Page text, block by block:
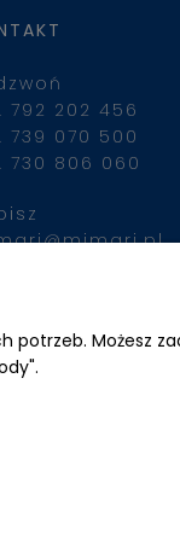
792 202 456
739 070 500
730 806 060
Możesz